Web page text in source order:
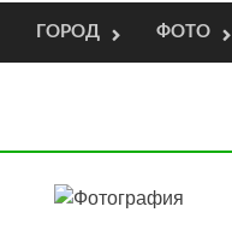
ГОРОД ФОТО